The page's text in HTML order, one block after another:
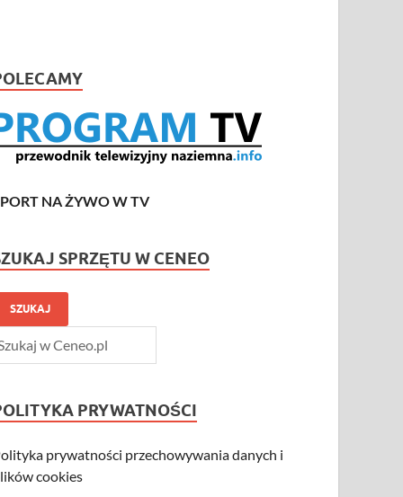
NA ŻYWO W TV
SPRZĘTU W CENEO
SZUKAJ
PRYWATNOŚCI
prywatności przechowywania danych i
cookies